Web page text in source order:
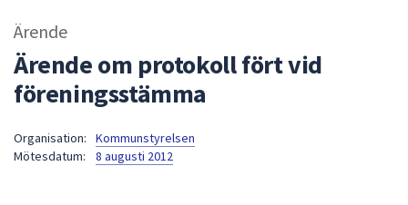
sökfältet
kommer
Ärende
Ärende om protokoll fört vid
föreningsstämma
Organisation:
Kommunstyrelsen
Mötesdatum:
8 augusti 2012